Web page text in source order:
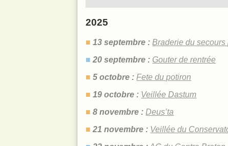
2025
13 septembre : Braderie du
20 septembre : Gouter de rentrée
5 octobre : Fete du potiron
19 octobre : Veillée Dastum
8 novembre : Deus’ta
21 novembre : Veillée du